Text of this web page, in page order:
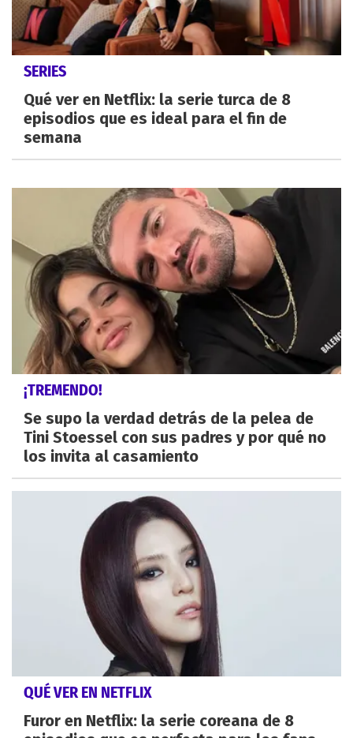
SERIES
Qué ver en Netflix: la serie turca de 8
episodios que es ideal para el fin de
semana
¡TREMENDO!
Se supo la verdad detrás de la pelea de
Tini Stoessel con sus padres y por qué no
los invita al casamiento
QUÉ VER EN NETFLIX
Furor en Netflix: la serie coreana de 8